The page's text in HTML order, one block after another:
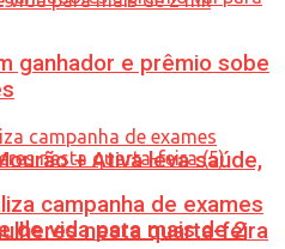
+ Ativa leva saúde,
de vida para mais de 2
ganhador e prêmio sobe
campanha de exames
nesta quarta-feira